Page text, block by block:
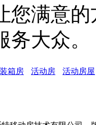
您满意
大众。
箱房 活动房
活动房屋